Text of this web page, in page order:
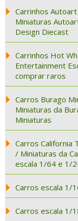
Carrinhos
Miniaturas
Design Diecast
Carrinhos Hot
Entertainment
comprar raros
Carros Burago
Miniaturas da
Miniaturas
Carros California
/ Miniaturas da
escala 1/64 e 1/
Carros escala 1/
Carros escala 1/